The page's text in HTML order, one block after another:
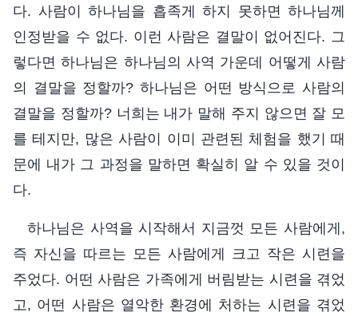
다. 사람이 하나님을 흡족게 하지 못하면 하나님께
인정받을 수 없다. 이런 사람은 결말이 없어진다. 그
렇다면 하나님은 하나님의 사역 가운데 어떻게 사람
의 결말을 정할까? 하나님은 어떤 방식으로 사람의
결말을 정할까? 너희는 내가 말해 주지 않으면 잘 모
를 테지만, 많은 사람이 이미 관련된 체험을 했기 때
문에 내가 그 과정을 말하면 확실히 알 수 있을 것이
다.
하나님은 사역을 시작해서 지금껏 모든 사람에게,
즉 자신을 따르는 모든 사람에게 크고 작은 시련을
주었다. 어떤 사람은 가족에게 버림받는 시련을 겪었
고, 어떤 사람은 열악한 환경에 처하는 시련을 겪었